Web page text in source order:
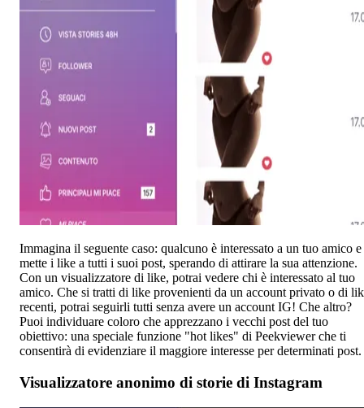
Immagina il seguente caso: qualcuno è interessato a un tuo amico e
mette i like a tutti i suoi post, sperando di attirare la sua attenzione.
Con un visualizzatore di like, potrai vedere chi è interessato al tuo
amico. Che si tratti di like provenienti da un account privato o di
recenti, potrai seguirli tutti senza avere un account IG! Che altro?
Puoi individuare coloro che apprezzano i vecchi post del tuo
obiettivo: una speciale funzione "hot likes" di Peekviewer che ti
consentirà di evidenziare il maggiore interesse per determinati post.
Visualizzatore anonimo di storie di Instagram